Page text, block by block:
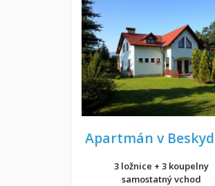
Apartmán v
3 ložnice + 3 koupelny
samostatný vchod